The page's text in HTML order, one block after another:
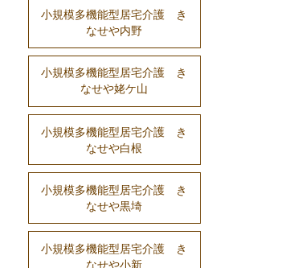
小規模多機能型居宅介護 き
なせや内野
小規模多機能型居宅介護 き
なせや姥ケ山
小規模多機能型居宅介護 き
なせや白根
小規模多機能型居宅介護 き
なせや黒埼
小規模多機能型居宅介護 き
なせや小新